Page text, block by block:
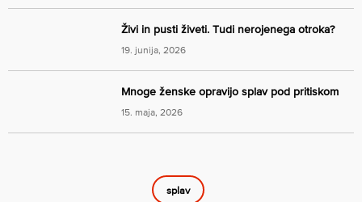
Živi in pusti živeti. Tudi nerojenega otroka?
19. junija, 2026
Mnoge ženske opravijo splav pod pritiskom
15. maja, 2026
splav